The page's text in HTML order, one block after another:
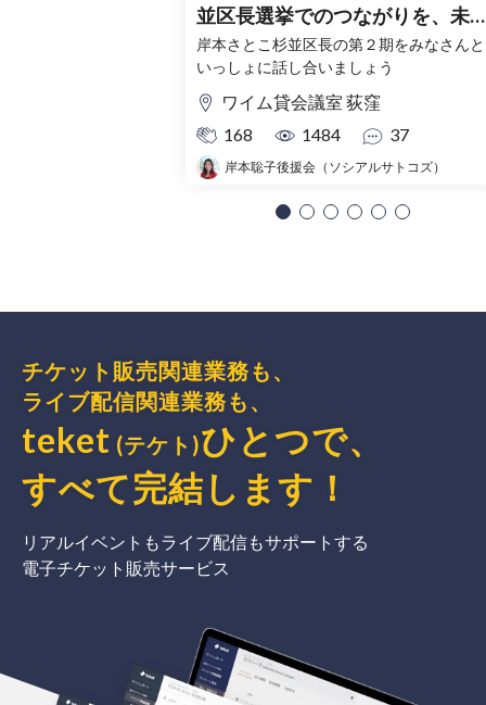
並区長選挙でのつながりを、未
へ～
岸本さとこ杉並区長の第２期をみなさんと
いっしょに話し合いましょう
ワイム貸会議室 荻窪
168
1484 37
岸本聡子後援会（ソシアルサトコズ）
チケット販売関連業務も、
ライブ配信関連業務も、
teket (テケト)ひとつで、
すべて完結 します ！
リアルイベントもライブ配信もサポートする
電子チケット販売サービス